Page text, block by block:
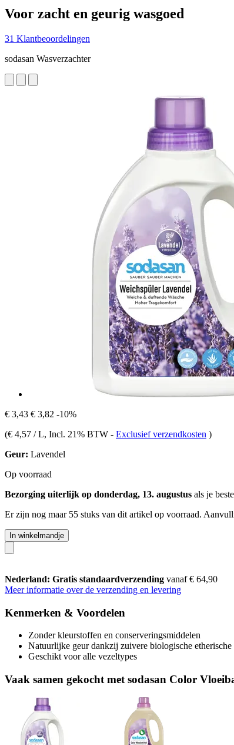
Voor zacht en geurig wasgoed
31 Klantbeoordelingen
sodasan Wasverzachter
€ 3,43 € 3,82 -10%
(€ 4,57 / L, Incl. 21% BTW - Exclusief verzendkosten )
Geur: Lavendel
Op voorraad
Bezorging uiterlijk op donderdag, 13. augustus als je
Er zijn nog maar 55 stuks van dit artikel op voorraad.
In winkelmandje
Nederland: Gratis standaardverzending vanaf € 64,90
Meer informatie over de verzending en levering
Kenmerken & Voordelen
Zonder kleurstoffen en conserveringsmiddelen
Natuurlijke geur dankzij zuivere biologische etherische
Geschikt voor alle vezeltypes
Vaak samen gekocht met sodasan Color